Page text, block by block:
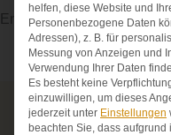
Entfernung der Nerven
Über die
helfen, diese Website und
Personenbezogene Daten
Adressen), z. B. für
Messung von Anzeigen und
Verwendung Ihrer Daten
Es besteht keine
einzuwilligen, um dieses
jederzeit unter Einstellungen
beachten Sie, dass